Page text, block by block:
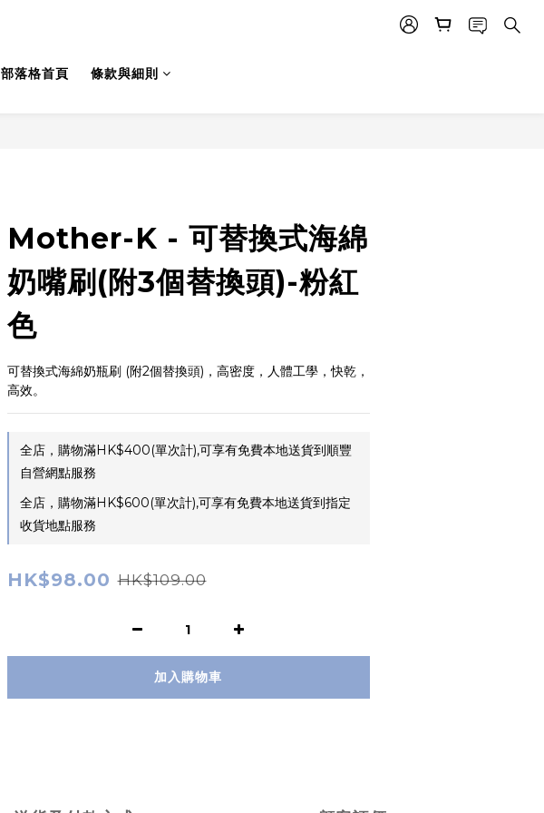
部落格首頁 條款與細則
Mother-K - 可替換式海綿
奶嘴刷(附3個替換頭)-粉紅
色
可替換式海綿奶瓶刷 (附2個替換頭)，高密度，人體工學，快乾，
高效。
全店，購物滿HK$400(單次計),可享有免費本地送貨到順豐
自營網點服務
全店，購物滿HK$600(單次計),可享有免費本地送貨到指定
收貨地點服務
HK$98.00 HK$109.00
加入購物車